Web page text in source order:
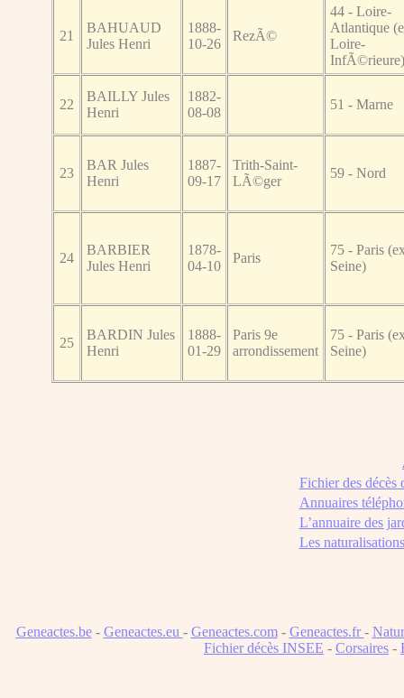
21
BAHUAUD
Jules Henri
1888-
10-26
RezÃ©
44 - Loire-
Atlantique
Loire-
InfÃ©rieure)
22
BAILLY Jules
Henri
1882-
08-08
51 - Marne
23
BAR Jules
Henri
1887-
09-17
Trith-Saint-
LÃ©ger
59 - Nord
24
BARBIER
Jules Henri
1878-
04-10
Paris
75 - Paris
Seine)
25
BARDIN Jules
Henri
1888-
01-29
Paris 9e
arrondissement
75 - Paris
Seine)
Fichier des décès
Annuaires
L’annuaire des
Les
Geneactes.be- Geneactes.eu - Geneactes.com- Geneactes.fr -
Fichier décès INSEE - Corsaires -